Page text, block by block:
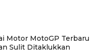
Motor MotoGP Terbaru
Sulit Ditaklukkan